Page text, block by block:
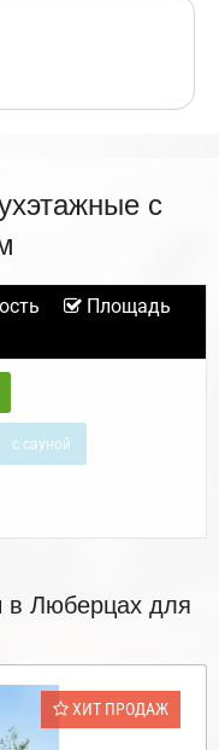
с
Площадь
с сауной
в Люберцах для
ХИТ ПРОДАЖ